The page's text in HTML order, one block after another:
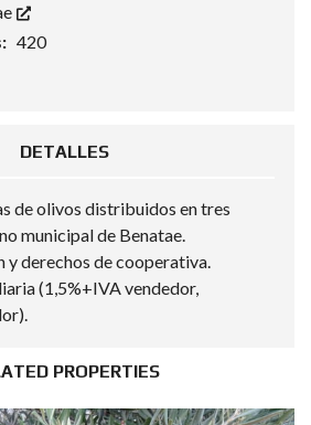
420
DETALLES
de olivos distribuidos en tres
municipal de Benatae.
y derechos de cooperativa.
(1,5%+IVA vendedor,
PROPERTIES